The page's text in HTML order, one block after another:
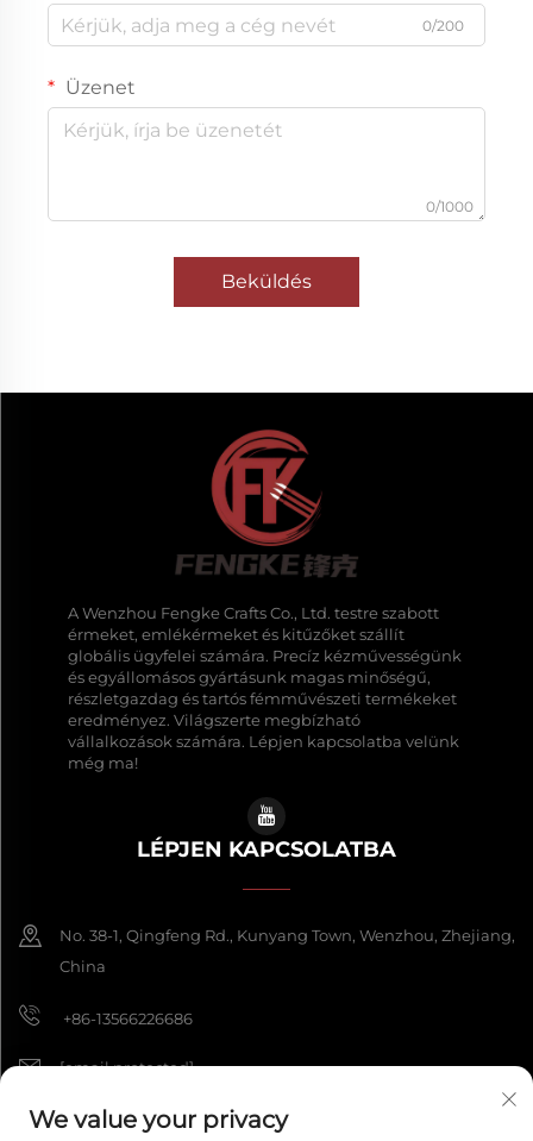
0/200
Üzenet
0/1000
Beküldés
A Wenzhou Fengke Crafts Co., Ltd. testre szabott
érmeket, emlékérmeket és kitűzőket szállít
globális ügyfelei számára. Precíz kézművességünk
és egyállomásos gyártásunk magas minőségű,
részletgazdag és tartós fémművészeti termékeket
eredményez. Világszerte megbízható
vállalkozások számára. Lépjen kapcsolatba velünk
még ma!
LÉPJEN KAPCSOLATBA
No. 38-1, Qingfeng Rd., Kunyang Town, Wenzhou, Zhejiang,
China
+86-13566226686
[email protected]
We value your privacy